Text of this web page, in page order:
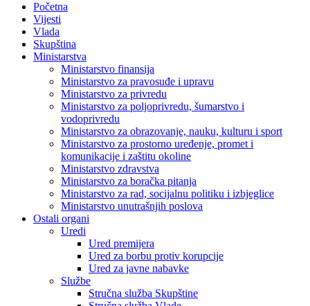
Početna
Vijesti
Vlada
Skupština
Ministarstva
Ministarstvo finansija
Ministarstvo za pravosuđe i upravu
Ministarstvo za privredu
Ministarstvo za poljoprivredu, šumarstvo i
vodoprivredu
Ministarstvo za obrazovanje, nauku, kulturu i sport
Ministarstvo za prostorno uređenje, promet i
komunikacije i zaštitu okoline
Ministarstvo zdravstva
Ministarstvo za boračka pitanja
Ministarstvo za rad, socijalnu politiku i izbjeglice
Ministarstvo unutrašnjih poslova
Ostali organi
Uredi
Ured premijera
Ured za borbu protiv korupcije
Ured za javne nabavke
Službe
Stručna služba Skupštine